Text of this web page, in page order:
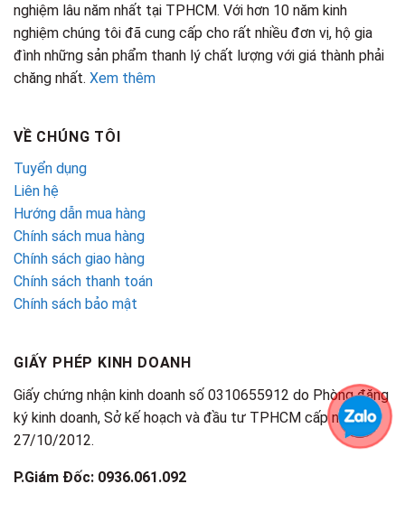
nghiệm lâu năm nhất tại TPHCM. Với hơn 10 năm kinh
nghiệm chúng tôi đã cung cấp cho rất nhiều đơn vị, hộ gia
đình những sản phẩm thanh lý chất lượng với giá thành phải
chăng nhất. Xem thêm
VỀ CHÚNG TÔI
Tuyển dụng
Liên hệ
Hướng dẫn mua hàng
Chính sách mua hàng
Chính sách giao hàng
Chính sách thanh toán
Chính sách bảo mật
GIẤY PHÉP KINH DOANH
Giấy chứng nhận kinh doanh số 0310655912 do Phòng đăng
ký kinh doanh, Sở kế hoạch và đầu tư TPHCM cấp ngày
27/10/2012.
P.Giám Đốc: 0936.061.092